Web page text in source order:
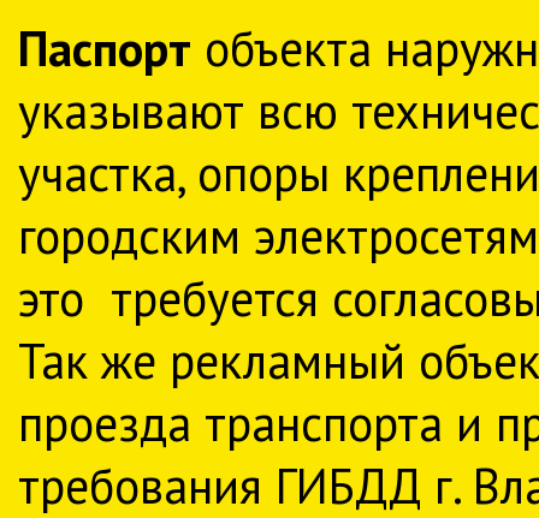
Паспорт объекта
указывают всю
участка, опоры
городским
это требуется
Так же рекламный
проезда транспорта и
требования ГИБДД г.